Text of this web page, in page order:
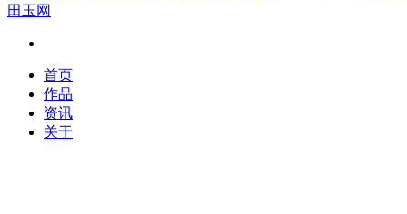
田玉网
首页
作品
资讯
关于